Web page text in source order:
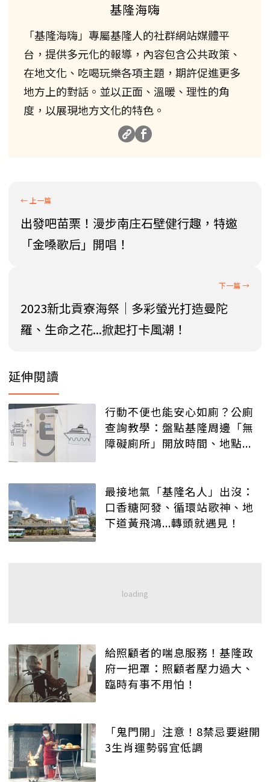
基隆海嗨
「基隆海嗨」專屬基隆人的社群網站媒體平
台，提供多元化的報導，內容包含公共政策、
在地文化、吃喝玩樂各項主題，期許促進更多
地方上的對話。並以正面、溫暖、理性的角
度，以展現地方文化的特色。
出發吧苗栗！漫步南庄石壁健行趣，特邀
「金嗓歌后」開唱！
2023新北貢寮海祭｜多彩螢光打造曼陀
羅、生命之花...掀起打卡風潮！
延伸閱讀
行動不便也能安心如廁？公廁
查詢教學：盤點基隆周邊「無
障礙廁所」開放時間、地點...
最接地氣「基隆名人」出沒：
口香糖阿發、循環站歌神、地
下道黃飛鴻...轉頭就遇見！
給照顧者的喘息服務！基隆政
府一把罩：照顧者壓力過大、
臨時有事不用怕！
「鬼門開」注意！8禁忌要避開
3生肖運勢弱宜低調